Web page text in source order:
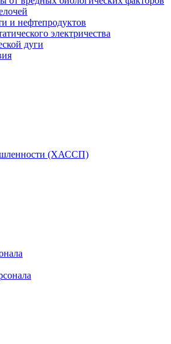
и нефтепродуктов
электричества
дуги
(ХАССП)